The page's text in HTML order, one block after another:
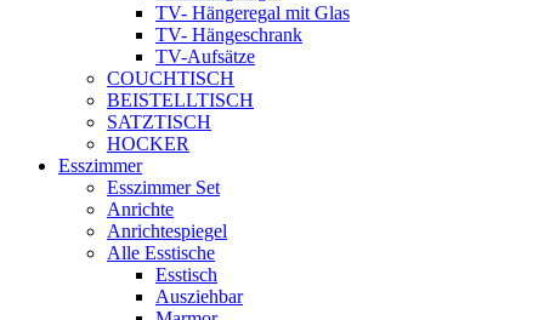
TV- Hängeregal mit Glas
TV- Hängeschrank
TV-Aufsätze
COUCHTISCH
BEISTELLTISCH
SATZTISCH
HOCKER
Esszimmer
Esszimmer Set
Anrichte
Anrichtespiegel
Alle Esstische
Esstisch
Ausziehbar